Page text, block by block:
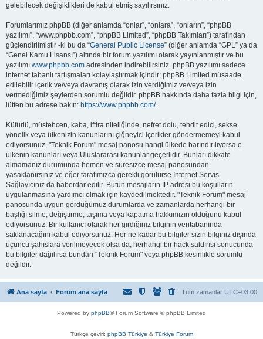
gelebilecek değişiklikleri de kabul etmiş sayılırsınız.
Forumlarımız phpBB (diğer anlamda “onlar”, “onlara”, “onların”, “phpBB
yazılımı”, “www.phpbb.com”, “phpBB Limited”, “phpBB Takımları”) tarafından
güçlendirilmiştir -ki bu da “General Public License” (diğer anlamda “GPL” ya da
“Genel Kamu Lisansı”) altında bir forum yazılımı olarak yayınlanmıştır ve bu
yazılımı www.phpbb.com adresinden indirebilirsiniz. phpBB yazılımı sadece
internet tabanlı tartışmaları kolaylaştırmak içindir; phpBB Limited müsaade
edilebilir içerik ve/veya davranış olarak izin verdiğimiz ve/veya izin
vermediğimiz şeylerden sorumlu değildir. phpBB hakkında daha fazla bilgi için,
lütfen bu adrese bakın: https://www.phpbb.com/.
Küfürlü, müstehcen, kaba, iftira niteliğinde, nefret dolu, tehdit edici, sekse
yönelik veya ülkenizin kanunlarını çiğneyici içerikler göndermemeyi kabul
ediyorsunuz, "Teknik Forum" mesaj panosu hangi ülkede barındırılıyorsa o
ülkenin kanunları veya Uluslararası kanunlar geçerlidir. Bunları dikkate
almamanız durumunda hemen ve süresizce mesaj panosundan
yasaklanırsınız ve eğer tarafımızca gerekli görülürse İnternet Servis
Sağlayıcınız da haberdar edilir. Bütün mesajların IP adresi bu koşulların
uygulanmasına yardımcı olmak için kaydedilmektedir. "Teknik Forum" mesaj
panosunda uygun gördüğümüz durumlarda ve zamanlarda herhangi bir
başlığı silme, değiştirme, taşıma veya kapatma hakkımızın olduğunu kabul
ediyorsunuz. Bir kullanıcı olarak her girdiğiniz bilginin veritabanında
saklanacağını kabul ediyorsunuz. Her ne kadar bu bilgiler sizin bilginiz dışında
üçüncü şahıslara verilmeyecek olsa da, herhangi bir hack saldırısı sonucunda
bu bilgiler dağılırsa bundan "Teknik Forum" veya phpBB kesinlikle sorumlu
değildir.
Ana sayfa Forum ana sayfa Tüm zamanlar UTC+03:00
Powered by phpBB® Forum Software © phpBB Limited
Türkçe çeviri: phpBB Türkiye & Türkiye Forum